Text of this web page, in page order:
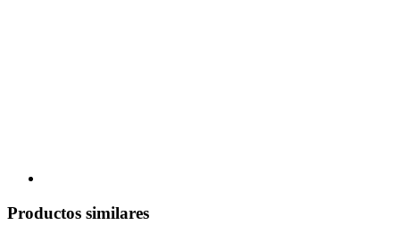
Productos similares